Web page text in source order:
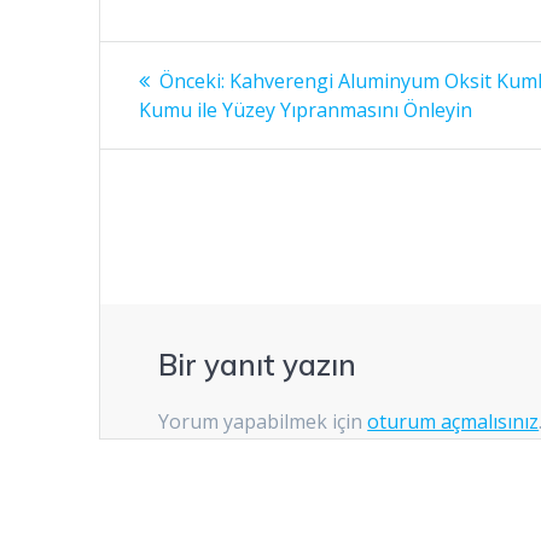
Yazı
gezinmesi
Önceki: Önceki
yazı:
Kahverengi Aluminyum Oksit
Kumu ile Yüzey Yıpranmasını Önleyin
Bir yanıt yazın
Yorum yapabilmek içinoturum açmalısınız.